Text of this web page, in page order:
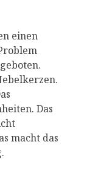
einen
Das
macht das